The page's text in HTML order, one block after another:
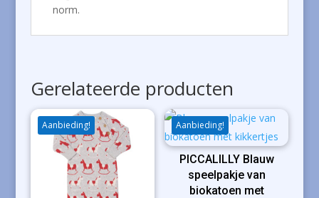
norm.
Gerelateerde producten
Aanbieding! Aanbieding!
PICCALILLY Blauw
speelpakje van
biokatoen met